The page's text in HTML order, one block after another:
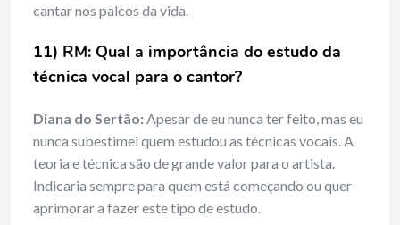
cantar nos palcos da vida.
11) RM: Qual a importância do estudo da
técnica vocal para o cantor?
Diana do Sertão:Apesar de eu nunca ter feito, mas eu
nunca subestimei quem estudou as técnicas vocais. A
teoria e técnica são de grande valor para o artista.
Indicaria sempre para quem está começando ou quer
aprimorar a fazer este tipo de estudo.